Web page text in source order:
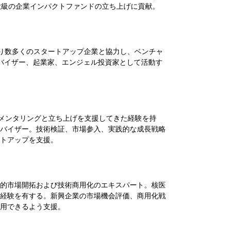
の企業インパクトファンドの立ち上げに貢献。
多くのスタートアップ企業と協力し、ベンチャ
ザー、起業家、エンジェル投資家として活動す
ンタリングと立ち上げを支援してきた経験を持
イザー。技術検証、市場参入、実践的な成長戦略
アップを支援。
市場開拓および技術商用化のエキスパート。核医
験を有する。新興企業の市場機会評価、商用化戦
できるよう支援。